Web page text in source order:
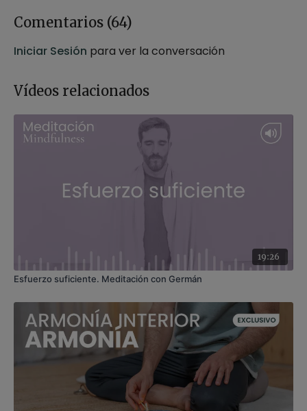
Comentarios (64)
Iniciar Sesión para ver la conversación
Vídeos relacionados
19:26
Esfuerzo suficiente. Meditación con Germán